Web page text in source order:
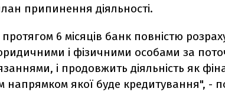
припинення діяльності.
6 місяців банк повністю
і фізичними особами за
і продовжить діяльність як
напрямком якої буде кредитування", -